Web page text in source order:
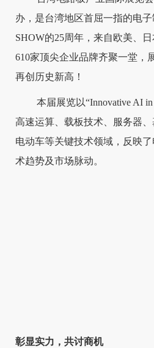
办，是台湾地区首屈一指的电
SHOW的25周年，来自欧美、
610家顶尖企业品牌齐聚一堂，
再创历史新高！
本届展览以“Innovative AI
高速运算、载板技术、服务器
电动车等关键技术领域，反映
术趋势及市场脉动。
彰显实力，共讨商机